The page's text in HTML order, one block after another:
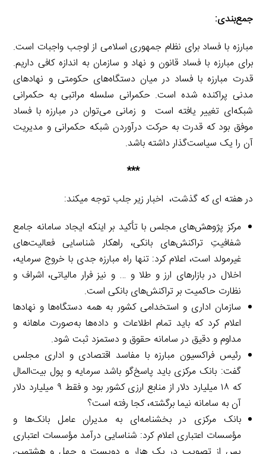
جمع‌بندی:
مبارزه با فساد برای نظام جمهوری اسلامی از اوجب واجبات است.
برای مبارزه با فساد قانون و نهاد و سازمان به اندازه کافی داریم.
قدرت مبارزه با فساد در میان دستگاه‌های حکومتی و نهادهای
مدنی پراکنده ‌شده است. حکمرانی سلسله مراتبی به حکمرانی
شبکه‌ای تغییر یافته است و زمانی می‌توان در مبارزه با فساد
موفق بود که قدرت به حرکت درآوردن شبکه حکمرانی و مدیریت
آن را یک سیاست‌گذار داشته باشد.
***
در هفته­ ای که گذشت، اخبار زیر جلب توجه می­کند:
مرکز پژوهش‌های مجلس با تأکید بر اینکه ایجاد سامانه جامع
شفافیتِ تراکنش‌های بانکی، راهکار شناسایی فعالیت‌های
غیرمولد است، اعلام کرد: تنها راه مبارزه جدی با خروج سرمایه،
اخلال در بازارهای ارز و طلا و … و نیز فرار مالیاتی، اشراف و
نظارت حاکمیت بر تراکنش‌های بانکی است.
سازمان اداری و استخدامی کشور به همه دستگاه‌ها و نهادها
اعلام کرد که باید تمام اطلاعات و داده‌ها به‌صورت ماهانه و
مداوم و دقیق در سامانه حقوق و دستمزد ثبت شود.
رئیس فراکسیون مبارزه با مفاسد اقتصادی و اداری مجلس
گفت: بانک مرکزی باید پاسخ‌گو باشد سرمایه و پول بیت‌المال
که ۱۸ میلیارد دلار از منابع ارزی کشور بود و فقط ۹ میلیارد دلار
آن به سامانه نیما برگشته، کجا رفته است؟
بانک مرکزی در بخشنامه‌ای به مدیران عامل بانک‌ها و
مؤسسات اعتباری اعلام کرد: شناسایی درآمد مؤسسات اعتباری